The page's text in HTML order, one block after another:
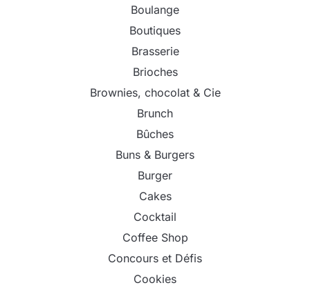
Boulange
Boutiques
Brasserie
Brioches
Brownies, chocolat & Cie
Brunch
Bûches
Buns & Burgers
Burger
Cakes
Cocktail
Coffee Shop
Concours et Défis
Cookies